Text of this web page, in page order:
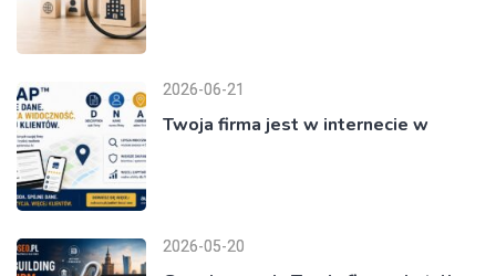
2026-06-21
Twoja firma jest w internecie w
2026-05-20